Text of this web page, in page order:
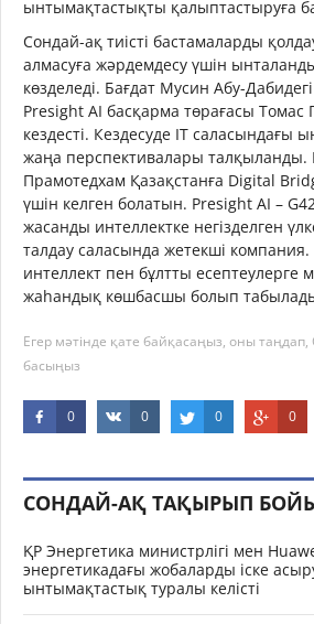
ынтымақтастықты қалыптастыруға
Сондай-ақ тиісті бастамаларды
алмасуға жәрдемдесу үшін
көзделеді. Бағдат Мусин Абу-
Presight AI басқарма төрағасы
кездесті. Кездесуде IT саласындағы
жаңа перспективалары талқыланды.
Прамотедхам Қазақстанға Digital
үшін келген болатын. Presight AI –
жасанды интеллектке негізделген
талдау саласында жетекші
интеллект пен бұлтты есептеулерге
жаһандық көшбасшы болып
Егер мәтінде қате байқасаңыз, оны таңдап,
басыңыз
0 0 0 0
СОНДАЙ-АҚ ТАҚЫРЫП
ҚР Энергетика министрлігі мен
энергетикадағы жобаларды іске
ынтымақтастық туралы келісті